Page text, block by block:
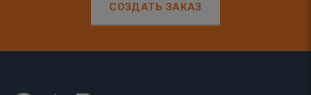
СОЗДАТЬ ЗАКАЗ